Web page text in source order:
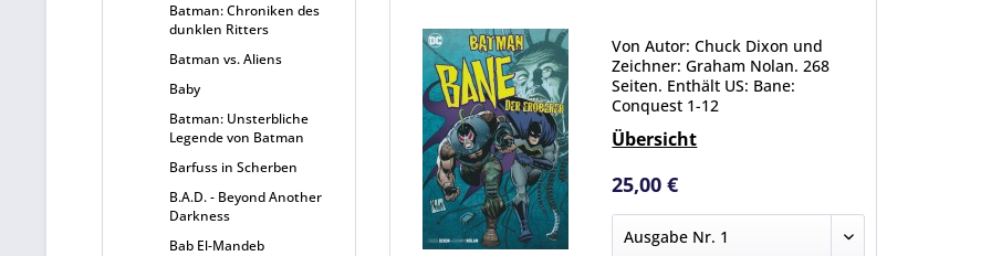
Batman: Chroniken des
dunklen Ritters
Batman vs. Aliens
Baby
Batman: Unsterbliche
Legende von Batman
Barfuss in Scherben
B.A.D. - Beyond Another
Darkness
Bab El-Mandeb
Von Autor: Chuck Dixon und
Zeichner: Graham Nolan. 268
Seiten. Enthält US: Bane:
Conquest 1-12
Übersicht
25,00 €